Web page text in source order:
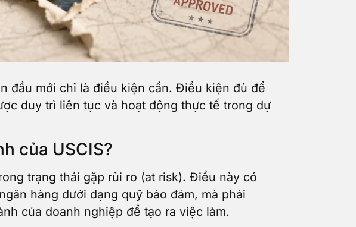
đầu mới chỉ là điều kiện cần. Điều kiện đủ để
duy trì liên tục và hoạt động thực tế trong dự
của USCIS?
trạng thái gặp rủi ro (at risk). Điều này có
hàng dưới dạng quỹ bảo đảm, mà phải
của doanh nghiệp để tạo ra việc làm.